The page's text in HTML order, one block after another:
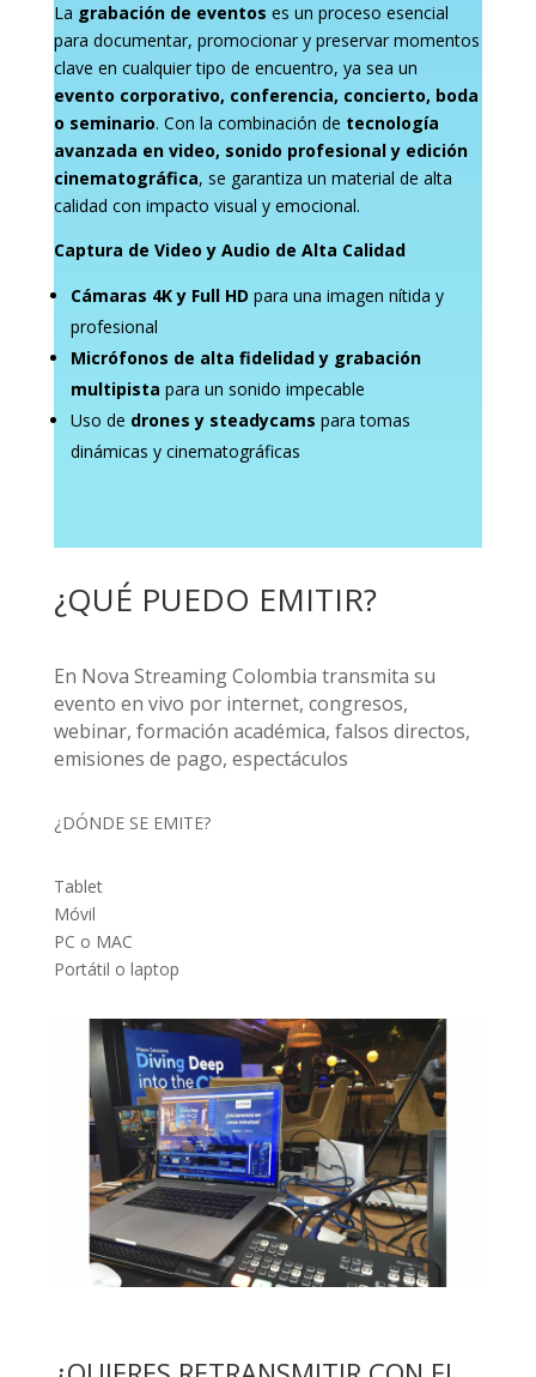
La grabación de eventos es un proceso esencial
para documentar, promocionar y preservar momentos
clave en cualquier tipo de encuentro, ya sea un
evento corporativo, conferencia, concierto, boda
o seminario. Con la combinación de tecnología
avanzada en video, sonido profesional y edición
cinematográfica, se garantiza un material de alta
calidad con impacto visual y emocional.
Captura de Video y Audio de Alta Calidad
Cámaras 4K y Full HD para una imagen nítida y
profesional
Micrófonos de alta fidelidad y grabación
multipista para un sonido impecable
Uso de drones y steadycams para tomas
dinámicas y cinematográficas
¿QUÉ PUEDO EMITIR?
En Nova Streaming Colombia transmita su
evento en vivo por internet, congresos,
webinar, formación académica, falsos directos,
emisiones de pago, espectáculos
¿DÓNDE SE EMITE?
Tablet
Móvil
PC o MAC
Portátil o laptop